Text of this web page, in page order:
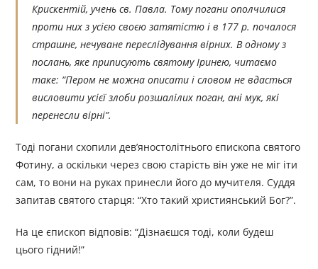
Крискентій, учень св. Павла. Тому погани ополчилися
проти них з усією своєю затятістю і в 177 р. почалося
страшне, нечуване переслідування вірних. В одному з
послань, яке приписують святому Іринею, читаємо
таке: “Пером не можна описати і словом не вдасться
висловити усієї злоби розшалілих поган, ані мук, які
перенесли вірні”.
Тоді погани схопили дев’яностолітнього єпископа святого
Фотину, а оскільки через свою старість він уже не міг іти
сам, то вони на руках принесли його до мучителя. Суддя
запитав святого старця: “Хто такий християнський Бог?”.
На це єпископ відповів: “Дізнаєшся тоді, коли будеш
цього гідний!”